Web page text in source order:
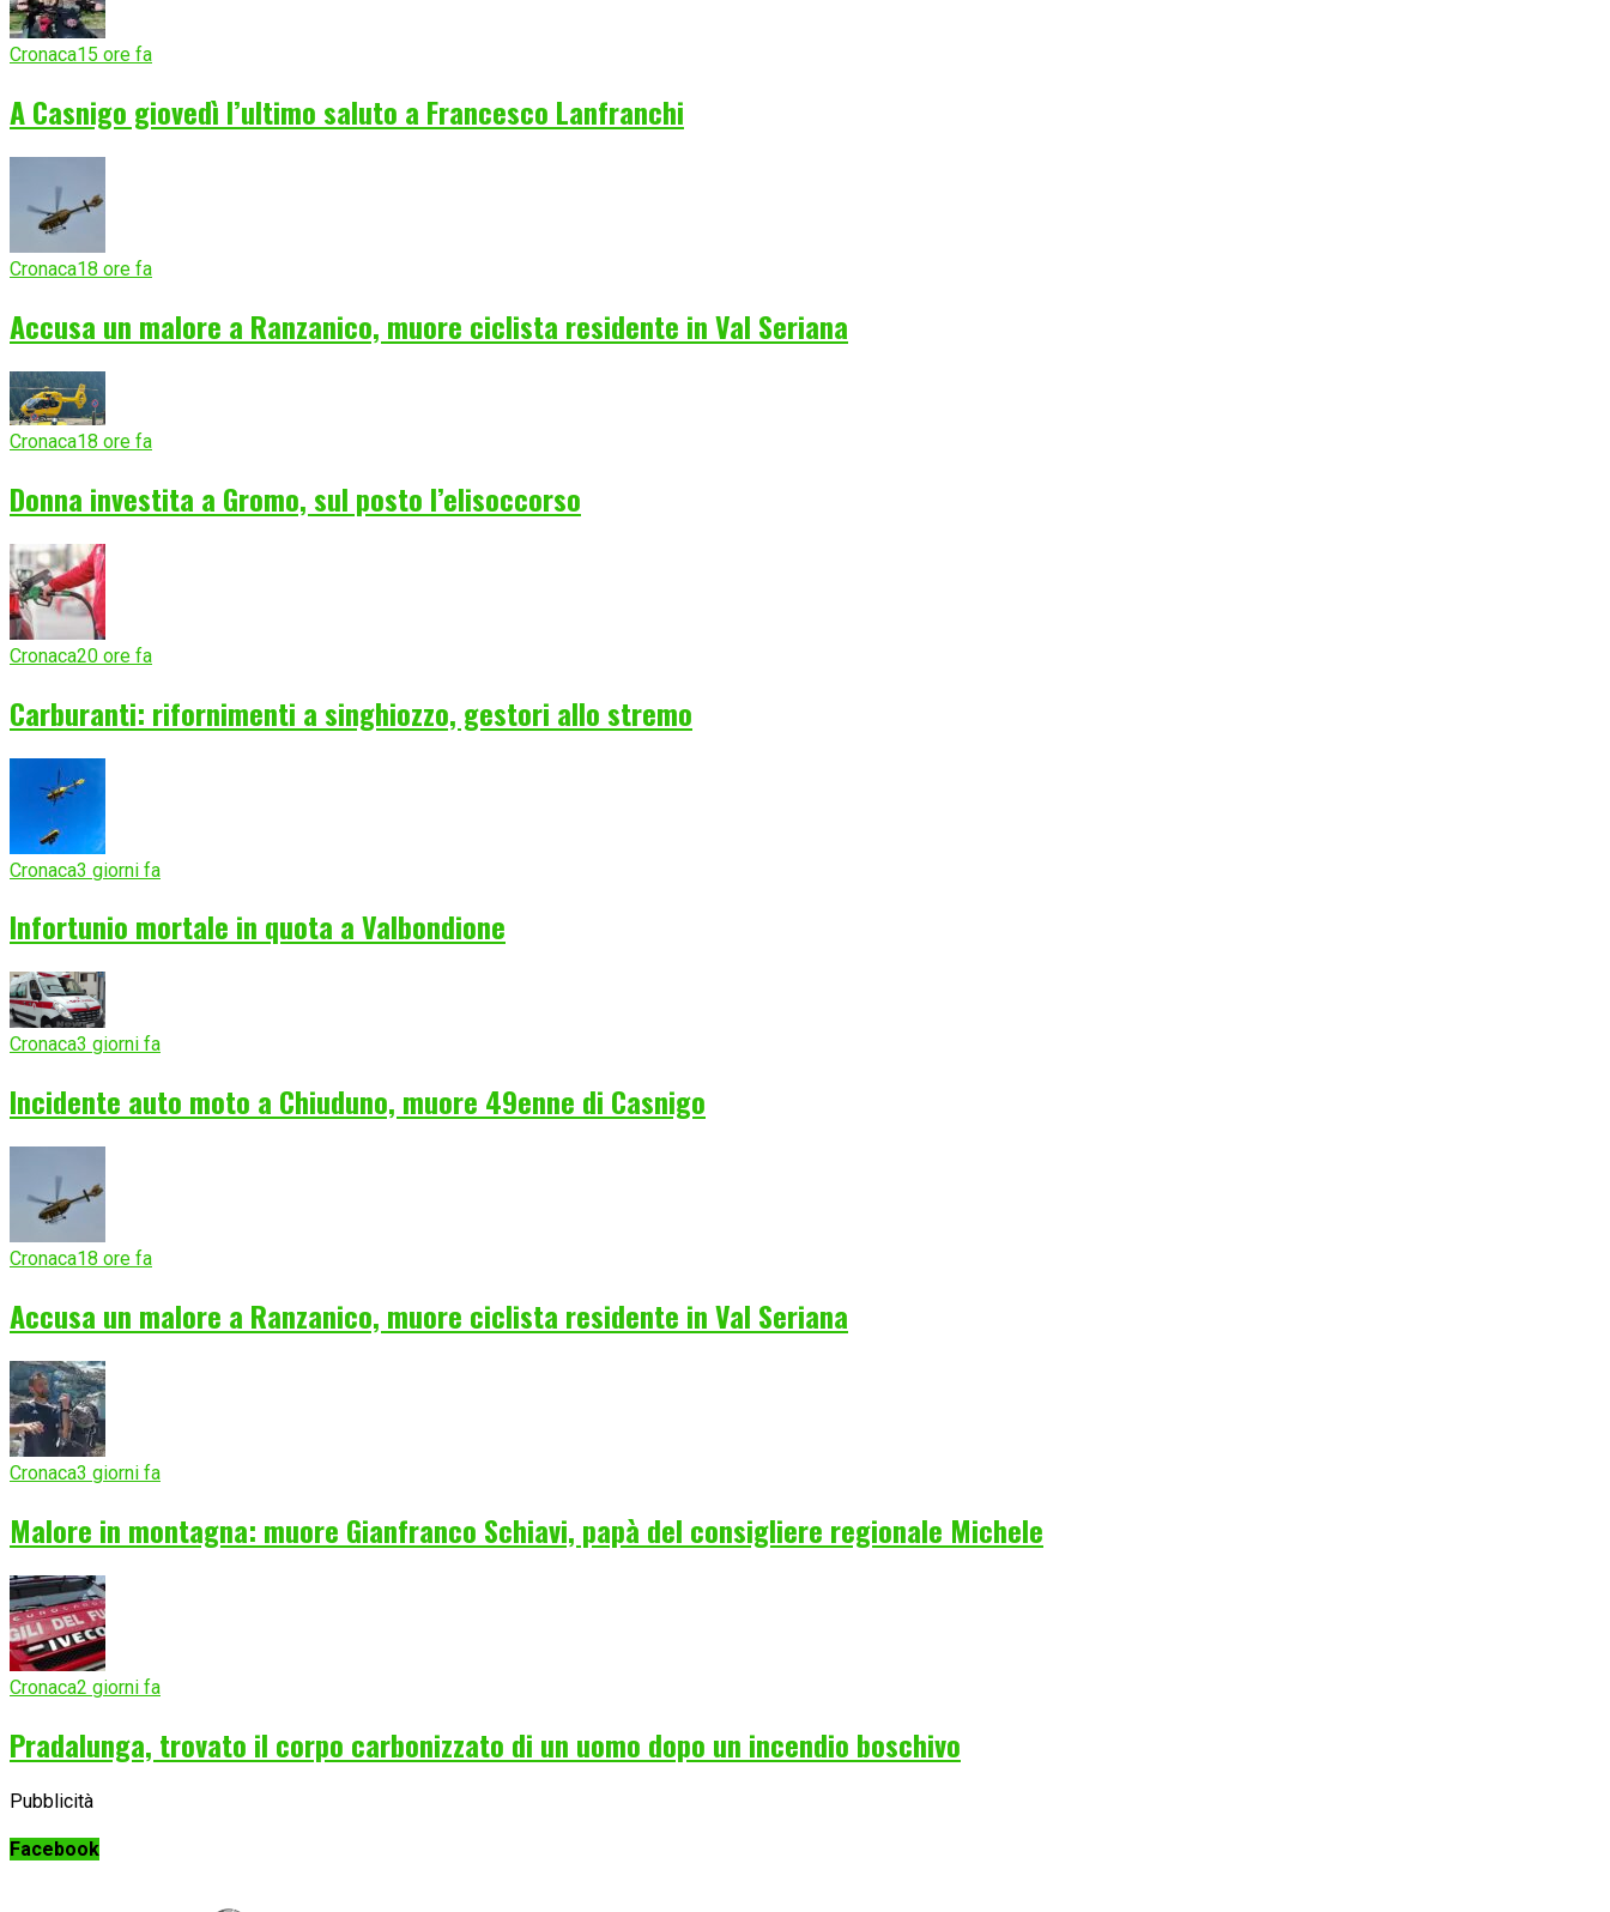
Cronaca15 ore fa
A Casnigo giovedì l’ultimo saluto a Francesco Lanfranchi
Cronaca18 ore fa
Accusa un malore a Ranzanico, muore ciclista residente in Val Seriana
Cronaca18 ore fa
Donna investita a Gromo, sul posto l’elisoccorso
Cronaca20 ore fa
Carburanti: rifornimenti a singhiozzo, gestori allo stremo
Cronaca3 giorni fa
Infortunio mortale in quota a Valbondione
Cronaca3 giorni fa
Incidente auto moto a Chiuduno, muore 49enne di Casnigo
Cronaca18 ore fa
Accusa un malore a Ranzanico, muore ciclista residente in Val Seriana
Cronaca3 giorni fa
Malore in montagna: muore Gianfranco Schiavi, papà del consigliere regionale Michele
Cronaca2 giorni fa
Pradalunga, trovato il corpo carbonizzato di un uomo dopo un incendio boschivo
Pubblicità
Facebook